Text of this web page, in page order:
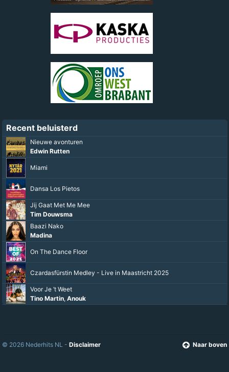
Recent beluisterd
De Verloren Zoon
De Gesona's
Edwin Rutten
Miami
Dansa Los Pietos
Jij Gaat Met Me Mee
Tim Douwsma
Madina
On The Dance Floor
Czardasfürstin Medley - Live in Maastricht 2025
Naar boven
© 2026 Nederhits NL - Disclaimer